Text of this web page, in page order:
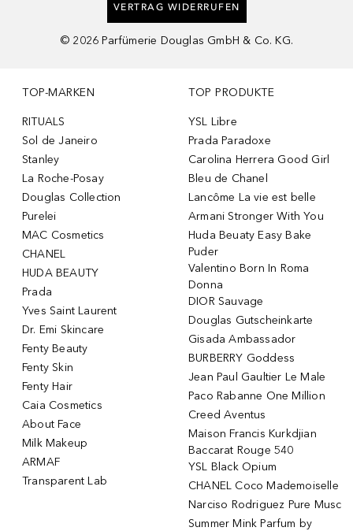
VERTRAG WIDERRUFEN
© 2026 Parfümerie Douglas GmbH & Co. KG.
TOP-MARKEN
RITUALS
Sol de Janeiro
Stanley
La Roche-Posay
Douglas Collection
Purelei
MAC Cosmetics
CHANEL
HUDA BEAUTY
Prada
Yves Saint Laurent
Dr. Emi Skincare
Fenty Beauty
Fenty Skin
Fenty Hair
Caia Cosmetics
About Face
Milk Makeup
ARMAF
Transparent Lab
TOP PRODUKTE
YSL Libre
Prada Paradoxe
Carolina Herrera Good Girl
Bleu de Chanel
Lancôme La vie est belle
Armani Stronger With You
Huda Beuaty Easy Bake
Puder
Valentino Born In Roma
Donna
DIOR Sauvage
Douglas Gutscheinkarte
Gisada Ambassador
BURBERRY Goddess
Jean Paul Gaultier Le Male
Paco Rabanne One Million
Creed Aventus
Maison Francis Kurkdjian
Baccarat Rouge 540
YSL Black Opium
CHANEL Coco Mademoiselle
Narciso Rodriguez Pure Musc
Summer Mink Parfum by